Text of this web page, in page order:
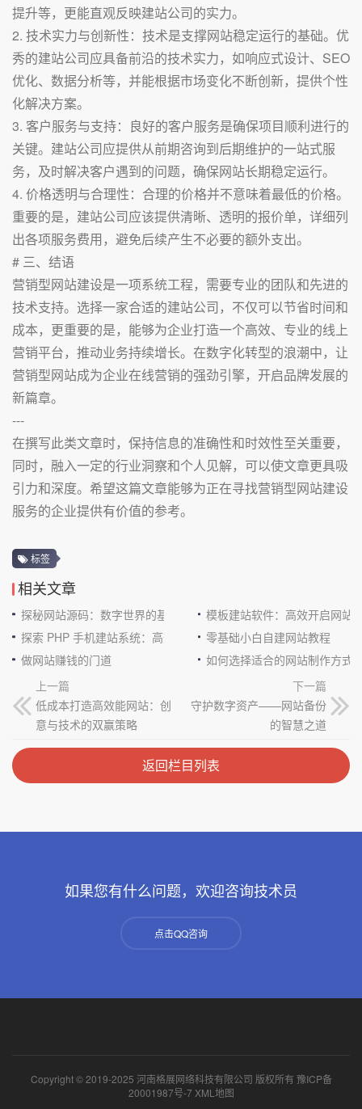
提升等，更能直观反映建站公司的实力。
2. 技术实力与创新性：技术是支撑网站稳定运行的基础。优
秀的建站公司应具备前沿的技术实力，如响应式设计、SEO
优化、数据分析等，并能根据市场变化不断创新，提供个性
化解决方案。
3. 客户服务与支持：良好的客户服务是确保项目顺利进行的
关键。建站公司应提供从前期咨询到后期维护的一站式服
务，及时解决客户遇到的问题，确保网站长期稳定运行。
4. 价格透明与合理性：合理的价格并不意味着最低的价格。
重要的是，建站公司应该提供清晰、透明的报价单，详细列
出各项服务费用，避免后续产生不必要的额外支出。
# 三、结语
营销型网站建设是一项系统工程，需要专业的团队和先进的
技术支持。选择一家合适的建站公司，不仅可以节省时间和
成本，更重要的是，能够为企业打造一个高效、专业的线上
营销平台，推动业务持续增长。在数字化转型的浪潮中，让
营销型网站成为企业在线营销的强劲引擎，开启品牌发展的
新篇章。
---
在撰写此类文章时，保持信息的准确性和时效性至关重要，
同时，融入一定的行业洞察和个人见解，可以使文章更具吸
引力和深度。希望这篇文章能够为正在寻找营销型网站建设
服务的企业提供有价值的参考。
标签
相关文章
探秘网站源码：数字世界的基石
模板建站软件：高效开启网站
探索 PHP 手机建站系统：高效与便捷的完美结合零基础小白自建网站教程
做网站赚钱的门道
如何选择适合的网站制作方式
上一篇
低成本打造高效能网站：创
意与技术的双赢策略
下一篇
守护数字资产——网站备份
的智慧之道
返回栏目列表
如果您有什么问题，欢迎咨询技术员
点击QQ咨询
Copyright © 2019-2025 河南格展网络科技有限公司 版权所有 豫ICP备
20001987号-7 XML地图